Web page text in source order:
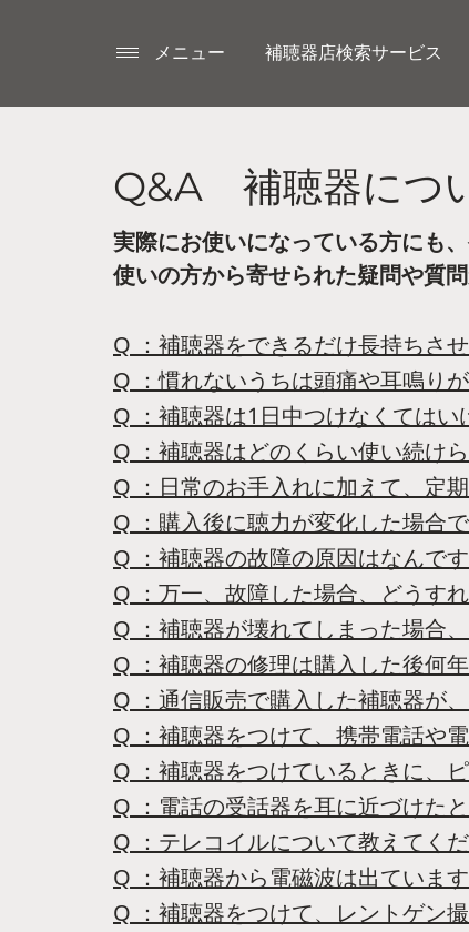
メニュー 補聴器店検索サービス
Q&A 補聴器につ
実際にお使いになっている方にも
使いの方から寄せられた疑問や質
Q ：補聴器をできるだけ長持ちさ
Q ：慣れないうちは頭痛や耳鳴り
Q ：補聴器は1日中つけなくてはい
Q ：補聴器はどのくらい使い続け
Q ：日常のお手入れに加えて、定
Q ：購入後に聴力が変化した場合
Q ：補聴器の故障の原因はなんで
Q ：万一、故障した場合、どうす
Q ：補聴器が壊れてしまった場合
Q ：補聴器の修理は購入した後何
Q ：通信販売で購入した補聴器が
Q ：補聴器をつけて、携帯電話や
Q ：補聴器をつけているときに、
Q ：電話の受話器を耳に近づけた
Q ：テレコイルについて教えてく
Q ：補聴器から電磁波は出ていま
Q ：補聴器をつけて、レントゲン